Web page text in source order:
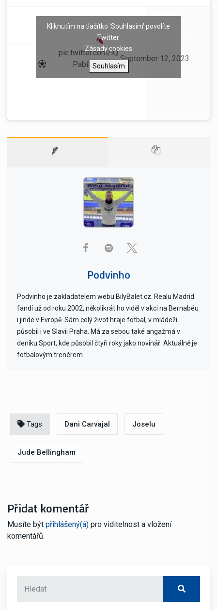
Joselu
Carvajal with
pic.twitter.com/lQ
Pabik0lD
— Real Madrid Info ³⁵
(@RMadridInfo)
September 12, 2023
Kliknutím na tlačítko 'Souhlasím' povolíte
Twitter
Zásady cookies
Souhlasím
Podvinho
Podvinho je zakladatelem webu BilyBalet.cz. Realu Madrid
fandí už od roku 2002, několikrát ho viděl v akci na Bernabéu
i jinde v Evropě. Sám celý život hraje fotbal, v mládeži
působil i ve Slavii Praha. Má za sebou také angažmá v
deníku Sport, kde působil čtyři roky jako novinář. Aktuálně je
fotbalovým trenérem.
Tags Dani Carvajal Joselu
Jude Bellingham
Přidat komentář
Musíte být přihlášený(á) pro viditelnost a vložení
komentářů.